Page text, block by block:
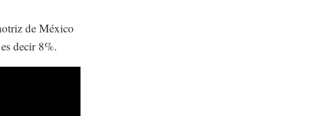
de México
decir 8%.